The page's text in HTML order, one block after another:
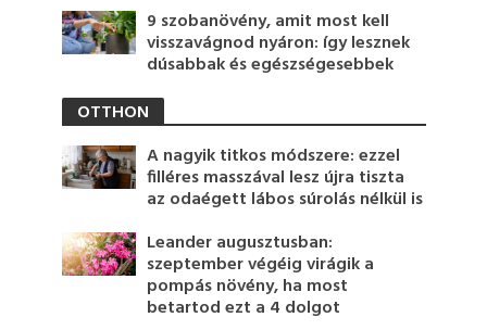
9 szobanövény, amit most kell
visszavágnod nyáron: így lesznek
dúsabbak és egészségesebbek
OTTHON
A nagyik titkos módszere: ezzel
filléres masszával lesz újra tiszta
az odaégett lábos súrolás nélkül is
Leander augusztusban:
szeptember végéig virágik a
pompás növény, ha most
betartod ezt a 4 dolgot